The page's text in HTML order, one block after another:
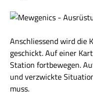
Anschliessend wird die
geschickt. Auf einer
Station fortbewegen.
und verzwickte
muss.